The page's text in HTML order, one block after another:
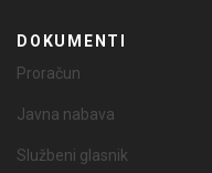
DOKUMENTI
Proračun
Javna nabava
Službeni glasnik